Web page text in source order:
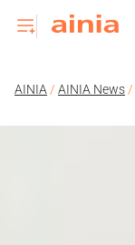
AINIA / AINIA News /